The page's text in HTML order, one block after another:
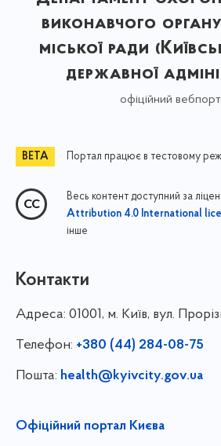
виконавчого
міської ради
державної
офіційний
Портал працює в тестовому
Весь контент доступний за
Attribution 4.0 International
інше
Контакти
Адреса: 01001, м. Київ, вул.
Телефон: +380 (44) 284-08-75
Пошта: health@kyivcity.gov.ua
Офіційний портал Києва